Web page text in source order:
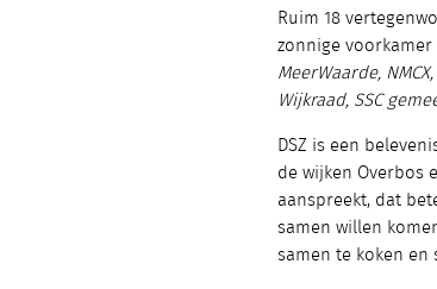
Ruim 18
zonnige
MeerWaarde,
Wijkraad, SSC
DSZ is een
de wijken Overbos
aanspreekt, dat
samen willen
samen te koken en